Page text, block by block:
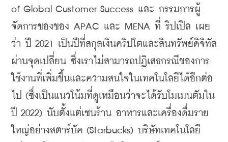
of Global Customer Success และ กรรมการผู้
จัดการของของ APAC และ MENA ที่ ริปเปิล เผย
ว่า ปี 2021 เป็นปีที่สกุลเงินคริปโตและสินทรัพย์ดิจิทัล
ผ่านจุดเปลี่ยน ซึ่งเราไม่สามารถปฏิเสธกรณีของการ
ใช้งานที่เพิ่มขึ้นและความสนใจในเทคโนโลยีได้อีกต่อ
ไป (ซึ่งเป็นแนวโน้มที่ดูเหมือนว่าจะได้รับโมเมนตัมใน
ปี 2022) นับตั้งแต่เชนร้าน อาหารและเครื่องดื่มราย
ใหญ่อย่างสตาร์บัค (Starbucks) บริษัทเทคโนโลยี